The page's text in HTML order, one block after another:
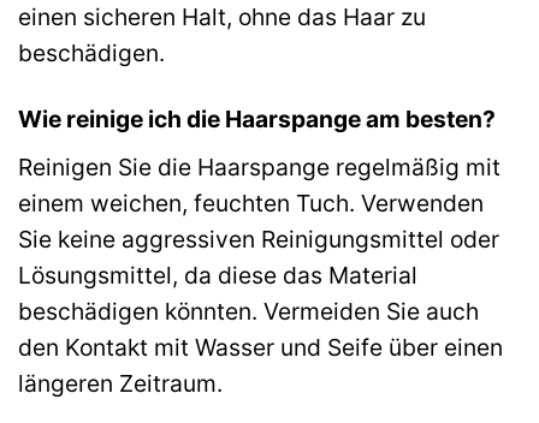
einen sicheren Halt, ohne das Haar zu
beschädigen.
Wie reinige ich die Haarspange am besten?
Reinigen Sie die Haarspange regelmäßig mit
einem weichen, feuchten Tuch. Verwenden
Sie keine aggressiven Reinigungsmittel oder
Lösungsmittel, da diese das Material
beschädigen könnten. Vermeiden Sie auch
den Kontakt mit Wasser und Seife über einen
längeren Zeitraum.